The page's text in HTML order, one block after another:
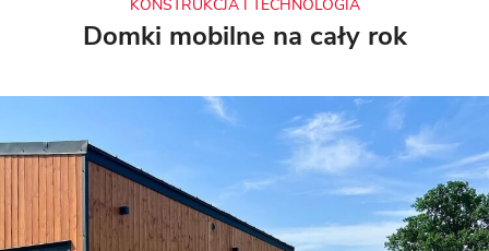
KONSTRUKCJA I TECHNOLOGIA
Domki mobilne na cały rok